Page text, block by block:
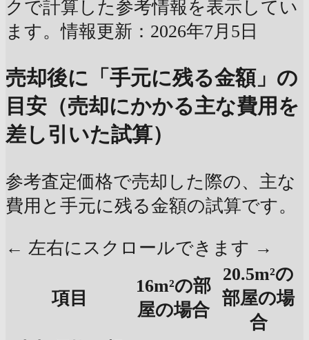
クで計算した参考情報を表示してい
ます。情報更新：2026年7月5日
売却後に「手元に残る金額」の
目安（売却にかかる主な費用を
差し引いた試算）
参考査定価格で売却した際の、主な
費用と手元に残る金額の試算です。
← 左右にスクロールできます →
項目
16m²の部
屋の場合
20.5m²の
部屋の場
合